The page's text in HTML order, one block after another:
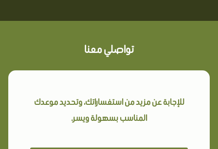
تواصلي معنا
للإجابة عن مزيد من استفساراتك، وتحديد موعدك
المناسب بسهولة ويسر.